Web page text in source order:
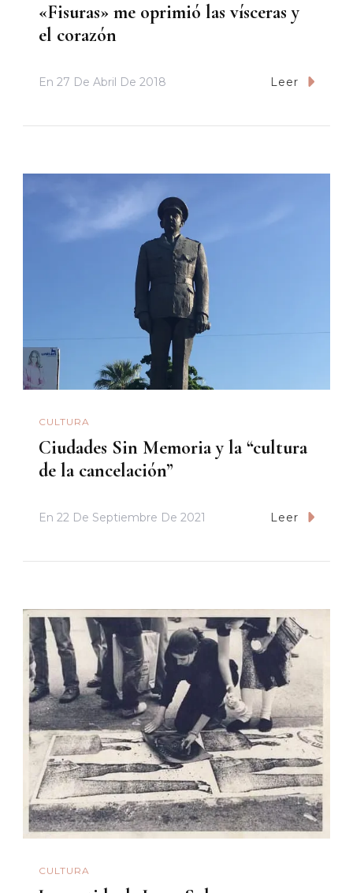
«Fisuras» me oprimió las vísceras y
el corazón
En 27 De Abril De 2018 Leer
CULTURA
Ciudades Sin Memoria y la “cultura
de la cancelación”
En 22 De Septiembre De 2021 Leer
CULTURA